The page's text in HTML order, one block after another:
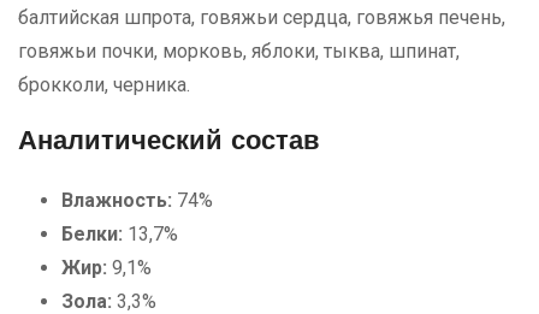
балтийская шпрота, говяжьи сердца, говяжья печень,
говяжьи почки, морковь, яблоки, тыква, шпинат,
брокколи, черника.
Аналитический состав
Влажность: 74%
Белки: 13,7%
Жир: 9,1%
Зола: 3,3%